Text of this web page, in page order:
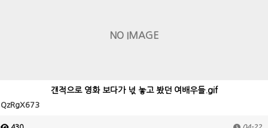
NO IMAGE
갠적으로 영화 보다가 넋 놓고 봤던 여배우들.gif
QzRgX673